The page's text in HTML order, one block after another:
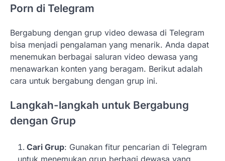
Porn di Telegram
Bergabung dengan grup video dewasa di Telegram
bisa menjadi pengalaman yang menarik. Anda dapat
menemukan berbagai saluran video dewasa yang
menawarkan konten yang beragam. Berikut adalah
cara untuk bergabung dengan grup ini.
Langkah-langkah untuk Bergabung
dengan Grup
Cari Grup: Gunakan fitur pencarian di Telegram